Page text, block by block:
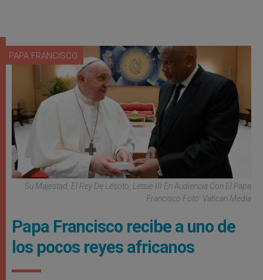
PAPA FRANCISCO
Su Majestad, El Rey De Lesoto, Letsie III En Audiencia Con El Papa
Francisco Foto: Vatican Media
Papa Francisco recibe a uno de
los pocos reyes africanos